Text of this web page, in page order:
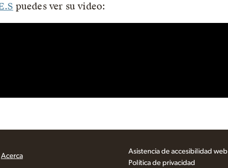
puedes ver su video:
Acerca
Asistencia de accesibilidad web
Política de privacidad